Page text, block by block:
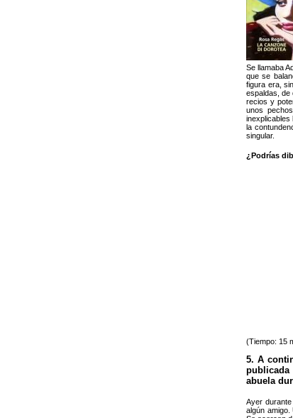
Se llamaba
que se
figura era,
espaldas, de
recios y
unos
la
singular.
¿Podrías
(Tiempo: 15
5. A
abuela
Ayer
algún